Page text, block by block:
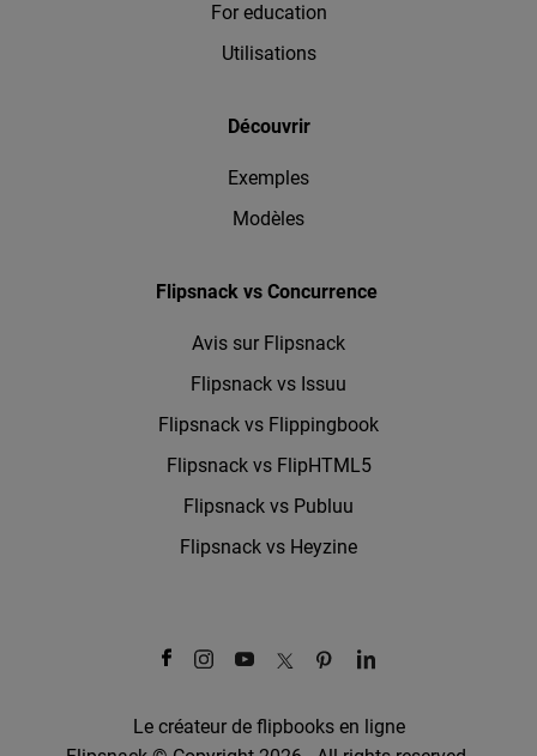
For education
Utilisations
Découvrir
Exemples
Modèles
Flipsnack vs Concurrence
Avis sur Flipsnack
Flipsnack vs Issuu
Flipsnack vs Flippingbook
Flipsnack vs FlipHTML5
Flipsnack vs Publuu
Flipsnack vs Heyzine
Le créateur de flipbooks en ligne